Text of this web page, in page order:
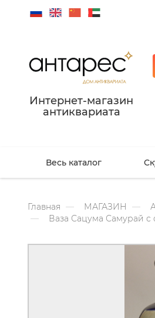
Интернет-магазин
антиквариата
Весь каталог
Главная МАГАЗИН
Ваза Сацума Самурай